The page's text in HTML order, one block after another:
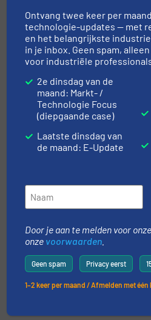
Navigatie
MARKTEN
NIEUWS
TECHNIEK ZONES
EVENEMENTEN
VIDEO'S
Ontvang twee keer per
technologie-updates — met
en het belangrijkste
in je inbox. Geen spam,
voor industriële
2e dinsdag van de
maand: Markt- /
Technologie Focus
(diepgaande case)
Laatste dinsdag van
de maand: E-Update
Door je aan te melden voor
onze voorwaarden
Geen spam Privacy eerst
1–2 keer per maand / Afmelden met één